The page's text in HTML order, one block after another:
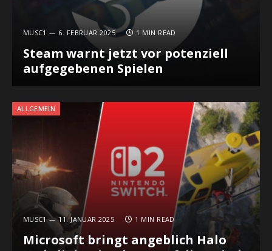
MUSC1 6. FEBRUAR 2025 1 MIN READ
Steam warnt jetzt vor potenziell
aufgegebenen Spielen
ALLGEMEIN
MUSC1 11. JANUAR 2025 1 MIN READ
Microsoft bringt angeblich Halo